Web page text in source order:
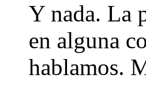
Y nada. La
en alguna
hablamos.